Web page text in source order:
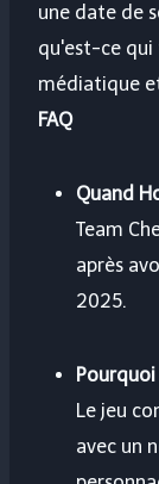
une date de
qu'est-ce
médiatique
FAQ
Quand
Team
après
2025.
Le jeu
avec un